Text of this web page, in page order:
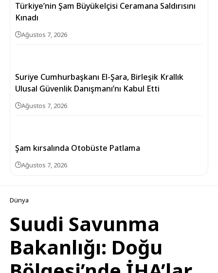
Türkiye’nin Şam Büyükelçisi Ceramana Saldırısını
Kınadı
Ağustos 7, 2026
Suriye Cumhurbaşkanı El-Şara, Birleşik Krallık
Ulusal Güvenlik Danışmanı’nı Kabul Etti
Ağustos 7, 2026
Şam kırsalında Otobüste Patlama
Ağustos 7, 2026
Dünya
Suudi Savunma
Bakanlığı: Doğu